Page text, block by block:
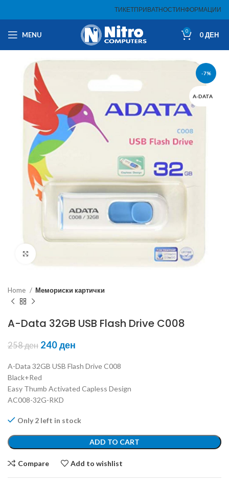
ТИКЕТПРИВАТНОСТИНФОРМАЦИИ
MENU 0 0ДЕН
-7%
A-DATA
Home Мемориски картички
A-Data 32GB USB Flash Drive C008
258ден 240ден
A-Data 32GB USB Flash Drive C008
Black+Red
Easy Thumb Activated Capless Design
AC008-32G-RKD
Only 2 left in stock
ADD TO CART
Compare Add to wishlist